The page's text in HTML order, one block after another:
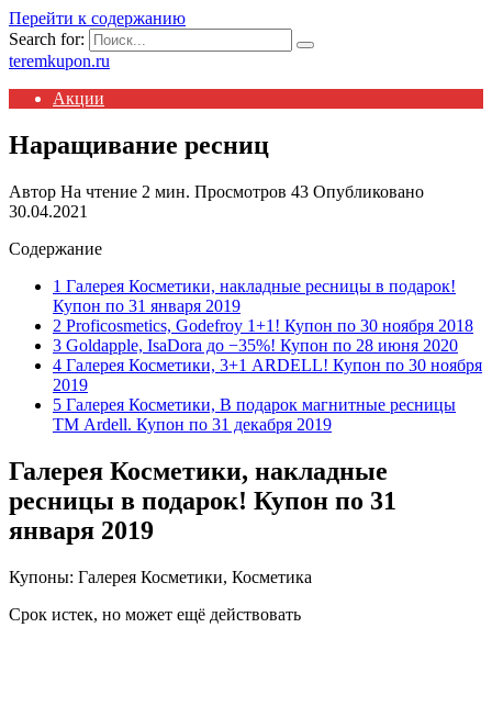
Перейти к содержанию
Search for:
teremkupon.ru
Акции
Наращивание ресниц
Автор На чтение 2 мин. Просмотров 43 Опубликовано
30.04.2021
Содержание
1 Галерея Косметики, накладные ресницы в подарок!
Купон по 31 января 2019
2 Proficosmetics, Godefroy 1+1! Купон по 30 ноября 2018
3 Goldapple, IsaDora до −35%! Купон по 28 июня 2020
4 Галерея Косметики, 3+1 ARDELL! Купон по 30 ноября
2019
5 Галерея Косметики, В подарок магнитные ресницы
ТМ Ardell. Купон по 31 декабря 2019
Галерея Косметики, накладные
ресницы в подарок! Купон по 31
января 2019
Купоны: Галерея Косметики, Косметика
Срок истек, но может ещё действовать